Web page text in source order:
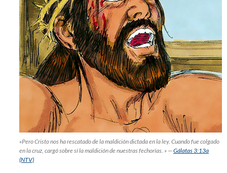
«Pero Cristo nos ha rescatado de la maldición dictada en la ley. Cuando fue colgado
en la cruz, cargó sobre sí la maldición de nuestras fechorías. » —Gálatas 3:13a
(NTV)